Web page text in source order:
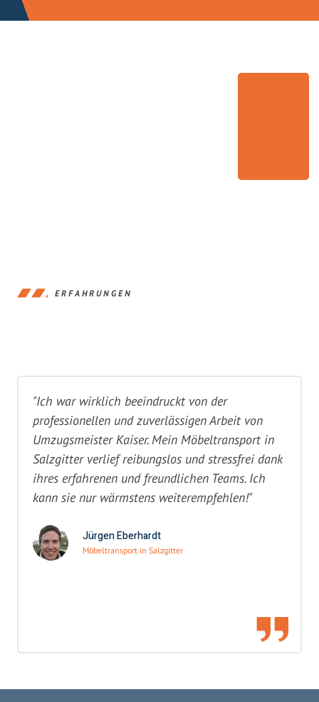
ERFAHRUNGEN
"Ich war wirklich beeindruckt von der
professionellen und zuverlässigen Arbeit von
Umzugsmeister Kaiser. Mein Möbeltransport in
Salzgitter verlief reibungslos und stressfrei dank
ihres erfahrenen und freundlichen Teams. Ich
kann sie nur wärmstens weiterempfehlen!"
Jürgen Eberhardt
Möbeltransport in Salzgitter